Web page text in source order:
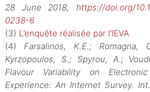
28 June 2018, https://doi.org/
0238-6
(3) L’enquête réalisée par l’IEVA
(4) Farsalinos, K.E.; Romagna,
Kyrzopoulos, S.; Spyrou, A.;
Flavour Variability on
Experience: An Internet Survey.